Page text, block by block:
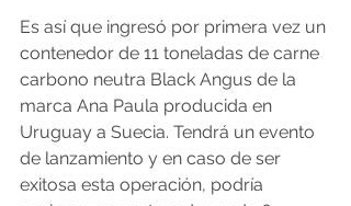
Es así que ingresó por primera vez un
contenedor de 11 toneladas de carne
carbono neutra Black Angus de la
marca Ana Paula producida en
Uruguay a Suecia. Tendrá un evento
de lanzamiento y en caso de ser
exitosa esta operación, podría